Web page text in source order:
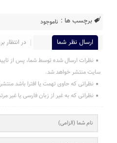
برچسب ها : ناموجود
ارسال نظر شما
در انتظار
نظرات ارسال شده توسط شما، پس از
سایت منتشر خواهد شد.
نظراتی که حاوی تهمت یا افترا باشد
نظراتی که به غیر از زبان فارسی یا غیر